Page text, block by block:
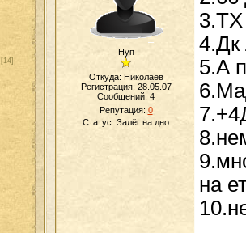
[14]
Нуп
Откуда: Николаев
Регистрация: 28.05.07
Сообщений: 4
Репутация: 0
Статус: Залёг на дно
3.ТХ
4.Дк
5.А
на